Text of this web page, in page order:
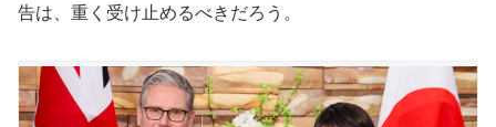
告は、重く受け止めるべきだろう。